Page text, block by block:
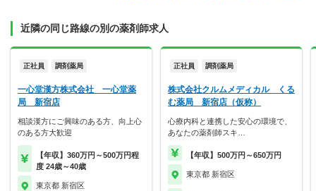
近隣の同じ路線の別の薬剤師求人
正社員 調剤薬局
一心堂漢方株式会社 一心堂薬
局 新宿店
相談漢方にご興味のある方、向上心
のある方大歓迎
【年収】360万円～500万円程
度 24歳～40歳
東京都 新宿区
正社員 調剤薬局
株式会社クルムメディカル くる
む薬局 新宿店（仮称）
心療内科と連携した安心の環境で、
あなたの薬剤師スキ…
【年収】500万円～650万円
東京都 新宿区